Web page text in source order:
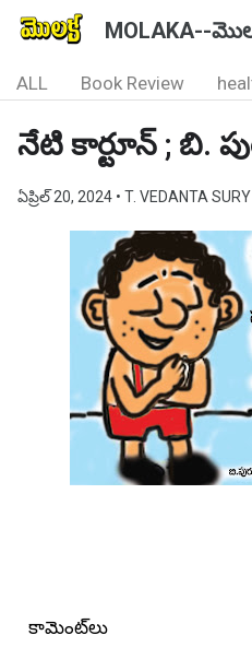
MOLAKA--
ALL Book Review
నేటి కార్టూన్ ; బి.
ఏప్రిల్ 20, 2024 • T. VEDANTA SURY
కామెంట్‌లు